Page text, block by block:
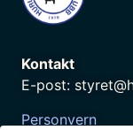
Kontakt
E-post:
Personvern